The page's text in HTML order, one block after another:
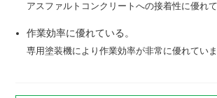
アスファルトコンクリートへの接着性に優れて
作業効率に優れている。
専用塗装機により作業効率が非常に優れていま